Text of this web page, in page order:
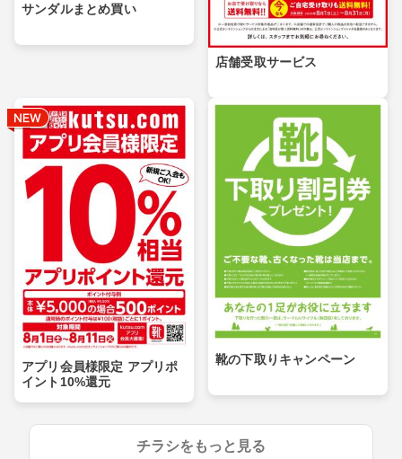
サンダルまとめ買い
店舗受取サービス
アプリ会員様限定 アプリポ
イント10%還元
靴の下取りキャンペーン
チラシをもっと見る